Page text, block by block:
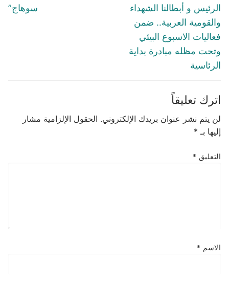
سوهاج”
الرئيس و أبطالنا الشهداء
والقومية العربية.. ضمن
فعاليات الاسبوع البيئي
وتحت مظله مبادرة بداية
الرئاسية
اترك تعليقاً
لن يتم نشر عنوان بريدك الإلكتروني. الحقول الإلزامية مشار
إليها بـ *
التعليق *
الاسم *